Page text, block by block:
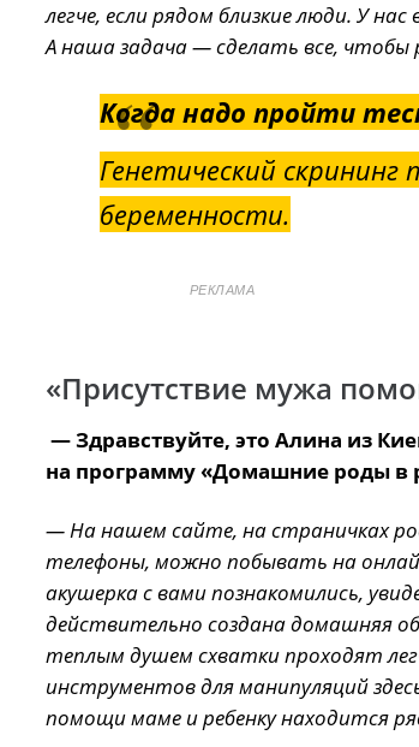
легче, если рядом близкие люди. У
А наша задача — сделать все,
Когда надо пройти
Генетический
беременности.
РЕКЛАМА
«Присутствие мужа
— Здравствуйте, это Алина из
на программу «Домашние роды в
— На нашем сайте, на страничках
телефоны, можно побывать на
акушерка с вами познакомились,
действительно создана домашняя
теплым душем схватки проходят
инструментов для манипуляций
помощи маме и ребенку находится